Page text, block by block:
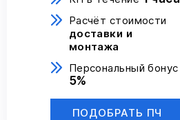
Расчёт стоимости
доставки и
монтажа
Персональный бонус
5%
ПОДОБРАТЬ ПЧ